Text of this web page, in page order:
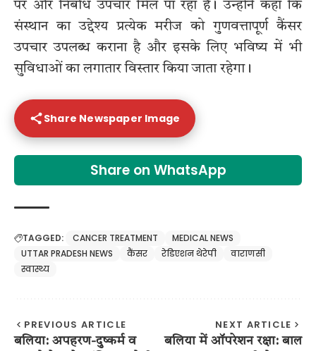
पर और निर्बाध उपचार मिल पा रहा है। उन्होंने कहा कि
संस्थान का उद्देश्य प्रत्येक मरीज को गुणवत्तापूर्ण कैंसर
उपचार उपलब्ध कराना है और इसके लिए भविष्य में भी
सुविधाओं का लगातार विस्तार किया जाता रहेगा।
Share Newspaper Image
Share on WhatsApp
TAGGED: CANCER TREATMENT
MEDICAL NEWS
UTTAR PRADESH NEWS
कैंसर रेडिएशन थेरेपी
वाराणसी
स्वास्थ्य
PREVIOUS ARTICLE
बलिया: अपहरण-दुष्कर्म व
NEXT ARTICLE
बलिया में ऑपरेशन रक्षा: बाल